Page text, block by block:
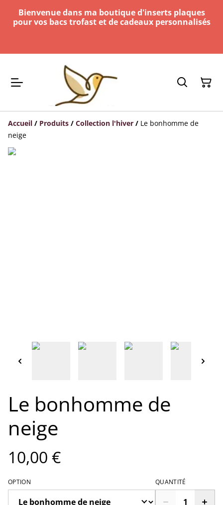
Bienvenue dans ma boutique d'inserts plaques
pour vos bacs trofast et de cadeaux personnalisés
Accueil / Produits / Collection l'hiver / Le bonhomme de
neige
Le bonhomme de
neige
10,00 €
OPTION QUANTITÉ